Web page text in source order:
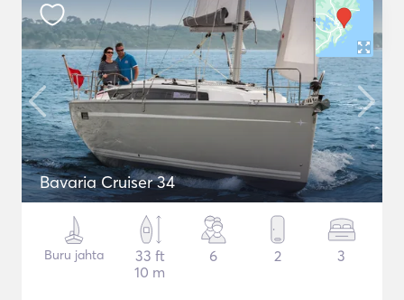
Bavaria Cruiser 34
Buru jahta
33 ft
10 m
6 2 3